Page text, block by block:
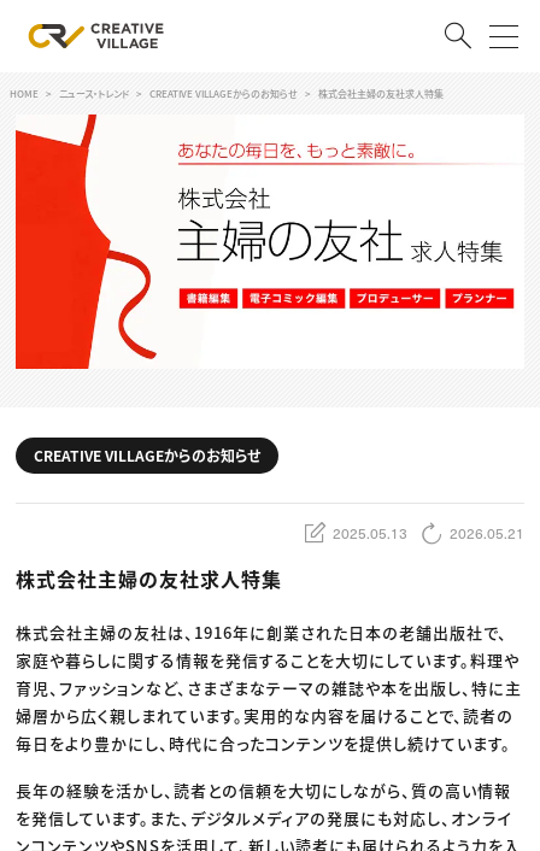
ログイン 会員登録
クリエイター求人を探す
CREATIVE JOB求人検索
特集求人
採用説明会
スキルアップしたい！
デザイン
編集・ライティング
マーケティング
業界解説・キャリア事情
お役立ち基礎知識
TOP Creator’s コラム
Webクリエイター
アプリクリエイター
映像クリエイター
マーケッター
クリエイターインタビュー
C＆R Magazine
セミナー
ニュース・トレンド
ニュース・トレンド トップ
Web
映像
ゲーム・エンタメ
広告
CREATIVE VILLAGEからのお知らせ
HOME ニュース・トレンド CREATIVE VILLAGEからのお知らせ 株式会社主婦の友社求人特集
CREATIVE VILLAGEからのお知らせ
2025.05.13 2026.05.21
株式会社主婦の友社求人特集
株式会社主婦の友社は、1916年に創業された日本の老舗出版社で、
家庭や暮らしに関する情報を発信することを大切にしています。料理や
育児、ファッションなど、さまざまなテーマの雑誌や本を出版し、特に主
婦層から広く親しまれています。実用的な内容を届けることで、読者の
毎日をより豊かにし、時代に合ったコンテンツを提供し続けています。
長年の経験を活かし、読者との信頼を大切にしながら、質の高い情報
を発信しています。また、デジタルメディアの発展にも対応し、オンライ
ンコンテンツやSNSを活用して、新しい読者にも届けられるよう力を入